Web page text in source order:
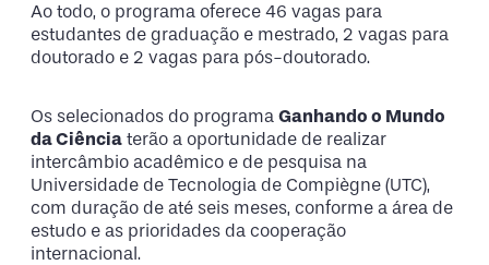
Ao todo, o programa oferece 46 vagas para
estudantes de graduação e mestrado, 2 vagas para
doutorado e 2 vagas para pós-doutorado.
Os selecionados do programa Ganhando o Mundo
da Ciência terão a oportunidade de realizar
intercâmbio acadêmico e de pesquisa na
Universidade de Tecnologia de Compiègne (UTC),
com duração de até seis meses, conforme a área de
estudo e as prioridades da cooperação
internacional.